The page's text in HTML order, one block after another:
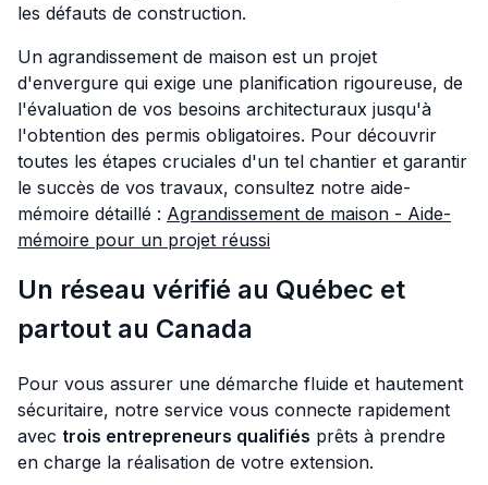
les défauts de construction.
Un agrandissement de maison est un projet
d'envergure qui exige une planification rigoureuse, de
l'évaluation de vos besoins architecturaux jusqu'à
l'obtention des permis obligatoires. Pour découvrir
toutes les étapes cruciales d'un tel chantier et garantir
le succès de vos travaux, consultez notre aide-
mémoire détaillé : Agrandissement de maison - Aide-
mémoire pour un projet réussi
Un réseau vérifié au Québec et
partout au Canada
Pour vous assurer une démarche fluide et hautement
sécuritaire, notre service vous connecte rapidement
avec trois entrepreneurs qualifiés prêts à prendre
en charge la réalisation de votre extension.